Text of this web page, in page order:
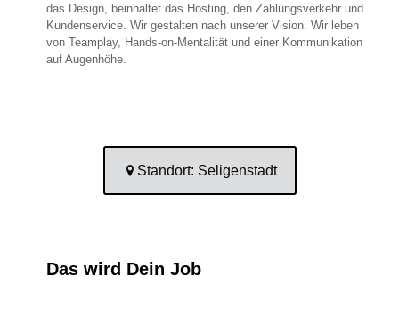
das Design, beinhaltet das Hosting, den Zahlungsverkehr und
Kundenservice. Wir gestalten nach unserer Vision. Wir leben
von Teamplay, Hands-on-Mentalität und einer Kommunikation
auf Augenhöhe.
Standort: Seligenstadt
Das wird Dein Job